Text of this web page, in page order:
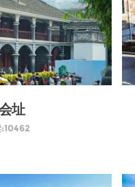
址
:10462